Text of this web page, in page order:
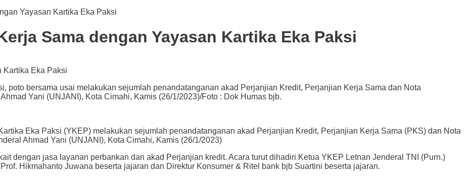
Yayasan Kartika Eka Paksi
Sama dengan Yayasan Kartika Eka Paksi
poto bersama usai melakukan sejumlah penandatanganan akad Perjanjian Kredit, Perjanjian Kerja Sama dan Nota
Yani (UNJANI), Kota Cimahi, Kamis (26/1/2023)/Foto : Dok Humas bjb.
Eka Paksi (YKEP) melakukan sejumlah penandatanganan akad Perjanjian Kredit, Perjanjian Kerja Sama (PKS) dan Nota
Ahmad Yani (UNJANI), Kota Cimahi, Kamis (26/1/2023)
dengan jasa layanan perbankan dan akad Perjanjian kredit. Acara turut dihadiri Ketua YKEP Letnan Jenderal TNI (Purn.)
Hikmahanto Juwana beserta jajaran dan Direktur Konsumer & Ritel bank bjb Suartini beserta jajaran.